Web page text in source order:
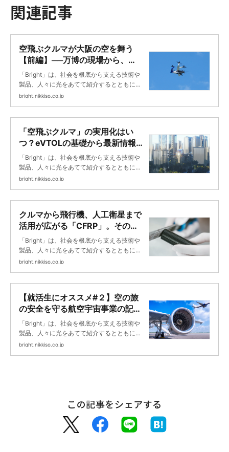
関連記事
空飛ぶクルマが大阪の空を舞う
【前編】──万博の現場から、
ANA×Jobyが語る新たな空のモビ
リティ ｜Bright
「Bright」は、社会を根底から支える技術や
製品、人々に光をあてて紹介するとともに、
未来に向けて挑戦する日機装の取り組みを紹
bright.nikkiso.co.jp
「空飛ぶクルマ」の実用化はい
つ？eVTOLの基礎から最新情報ま
で徹底解説 ｜Bright
「Bright」は、社会を根底から支える技術や
製品、人々に光をあてて紹介するとともに、
未来に向けて挑戦する日機装の取り組みを紹
bright.nikkiso.co.jp
クルマから飛行機、人工衛星まで
活用が広がる「CFRP」。その成
形方法とは ｜Bright
「Bright」は、社会を根底から支える技術や
製品、人々に光をあてて紹介するとともに、
未来に向けて挑戦する日機装の取り組みを紹
bright.nikkiso.co.jp
【就活生にオススメ#２】空の旅
の安全を守る航空宇宙事業の記事
５選 ｜Bright
「Bright」は、社会を根底から支える技術や
製品、人々に光をあてて紹介するとともに、
未来に向けて挑戦する日機装の取り組みを紹
bright.nikkiso.co.jp
この記事をシェアする